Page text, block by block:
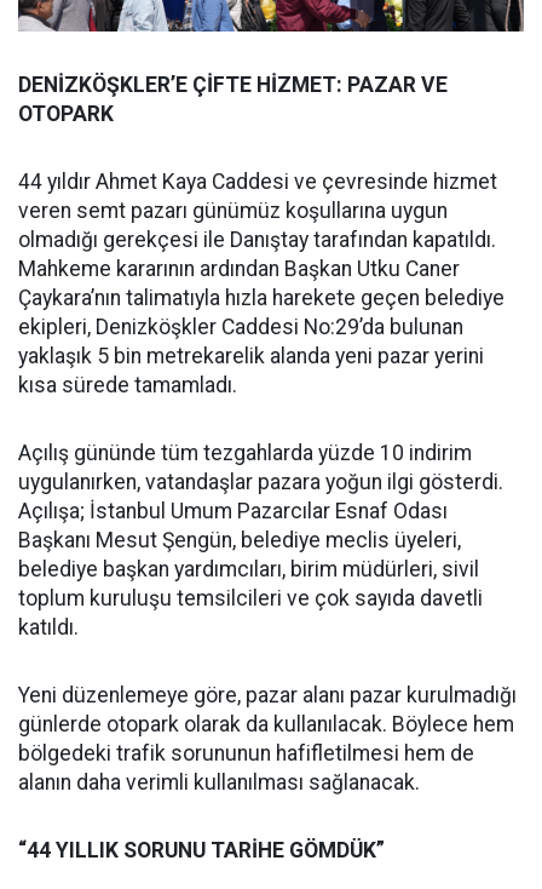
DENİZKÖŞKLER’E ÇİFTE HİZMET: PAZAR VE
OTOPARK
44 yıldır Ahmet Kaya Caddesi ve çevresinde hizmet
veren semt pazarı günümüz koşullarına uygun
olmadığı gerekçesi ile Danıştay tarafından kapatıldı.
Mahkeme kararının ardından Başkan Utku Caner
Çaykara’nın talimatıyla hızla harekete geçen belediye
ekipleri, Denizköşkler Caddesi No:29’da bulunan
yaklaşık 5 bin metrekarelik alanda yeni pazar yerini
kısa sürede tamamladı.
Açılış gününde tüm tezgahlarda yüzde 10 indirim
uygulanırken, vatandaşlar pazara yoğun ilgi gösterdi.
Açılışa; İstanbul Umum Pazarcılar Esnaf Odası
Başkanı Mesut Şengün, belediye meclis üyeleri,
belediye başkan yardımcıları, birim müdürleri, sivil
toplum kuruluşu temsilcileri ve çok sayıda davetli
katıldı.
Yeni düzenlemeye göre, pazar alanı pazar kurulmadığı
günlerde otopark olarak da kullanılacak. Böylece hem
bölgedeki trafik sorununun hafifletilmesi hem de
alanın daha verimli kullanılması sağlanacak.
“44 YILLIK SORUNU TARİHE GÖMDÜK”